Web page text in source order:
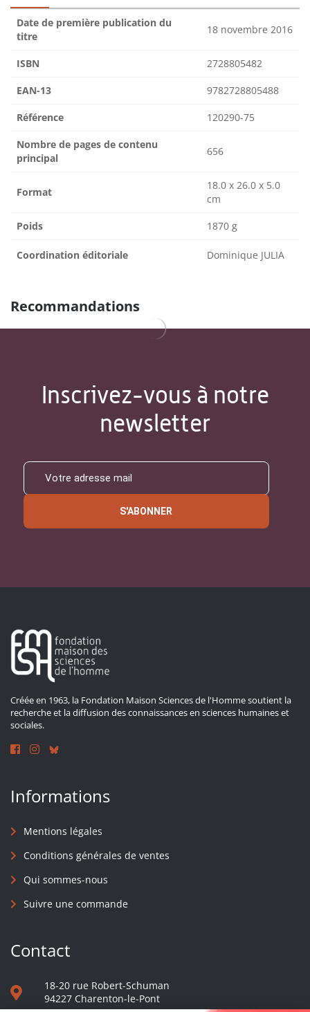
Date de première publication du
titre
18 novembre 2016
ISBN 2728805482
EAN-13 9782728805488
Référence 120290-75
Nombre de pages de contenu
principal
656
Format
18.0 x 26.0 x 5.0
cm
Poids 1870 g
Coordination éditoriale Dominique JULIA
Recommandations
Inscrivez-vous à notre
newsletter
S'ABONNER
Créée en 1963, la Fondation Maison Sciences de l'Homme soutient la
recherche et la diffusion des connaissances en sciences humaines et
sociales.
Informations
Mentions légales
Conditions générales de ventes
Qui sommes-nous
Suivre une commande
Contact
18-20 rue Robert-Schuman
94227 Charenton-le-Pont